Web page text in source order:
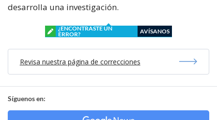
desarrolla una investigación.
¿ENCONTRASTE UN
ERROR?
AVÍSANOS
Revisa nuestra página de correcciones
Síguenos en: